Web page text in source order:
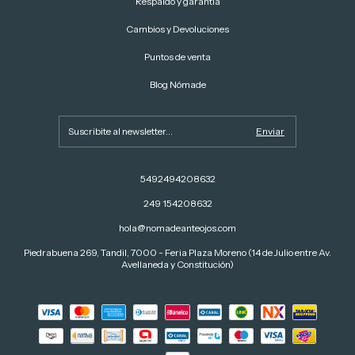
Cambios y Devoluciones
Puntos de venta
Blog Nómade
5492494208632
249 154208632
hola@nomadeanteojos.com
Piedrabuena 269, Tandil, 7000 - Feria Plaza Moreno (14 de Julio entre Av.
Avellaneda y Constitución)